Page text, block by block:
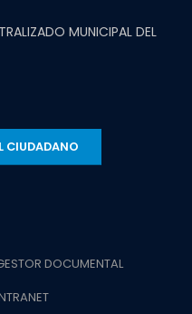
MUNICIPAL DEL
CIUDADANO
DOCUMENTAL